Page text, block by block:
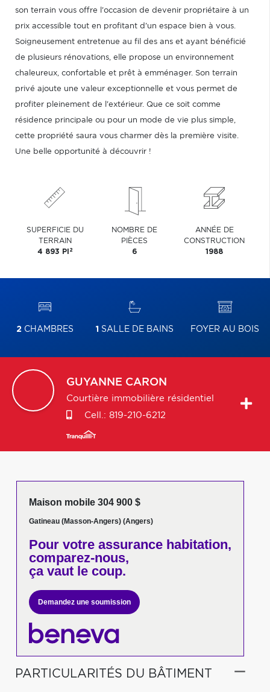
son terrain vous offre l'occasion de devenir propriétaire à un
prix accessible tout en profitant d'un espace bien à vous.
Soigneusement entretenue au fil des ans et ayant bénéficié
de plusieurs rénovations, elle propose un environnement
chaleureux, confortable et prêt à emménager. Son terrain
privé ajoute une valeur exceptionnelle et vous permet de
profiter pleinement de l'extérieur. Que ce soit comme
résidence principale ou pour un mode de vie plus simple,
cette propriété saura vous charmer dès la première visite.
Une belle opportunité à découvrir !
SUPERFICIE DU
TERRAIN
4 893 PI 2
NOMBRE DE
PIÈCES
6
ANNÉE DE
CONSTRUCTION
1988
2 CHAMBRES 1 SALLE DE BAINS FOYER AU BOIS
GUYANNE CARON
Courtière immobilière résidentiel
Cell.: 819-210-6212
Maison mobile 304 900 $
Gatineau (Masson-Angers) (Angers)
Pour votreassurance habitation,
comparez-nous,
ça vaut le coup.
Demandez une soumission
PARTICULARITÉS DU BÂTIMENT